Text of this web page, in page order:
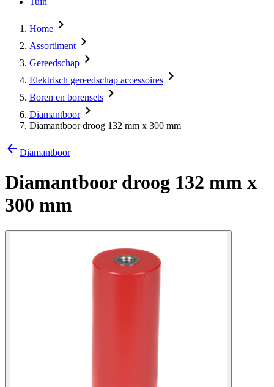
Home
Assortiment
Gereedschap
Elektrisch gereedschap accessoires
Boren en borensets
Diamantboor
Diamantboor droog 132 mm x 300 mm
Diamantboor
Diamantboor droog 132 mm x
300 mm